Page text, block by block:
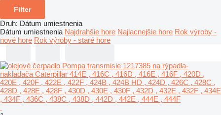
Filter
Druh: Dátum umiestnenia
Dátum umiestnenia Najdrahšie hore Najlacnejšie hore Rok výroby -
nové hore Rok výroby - staré hore